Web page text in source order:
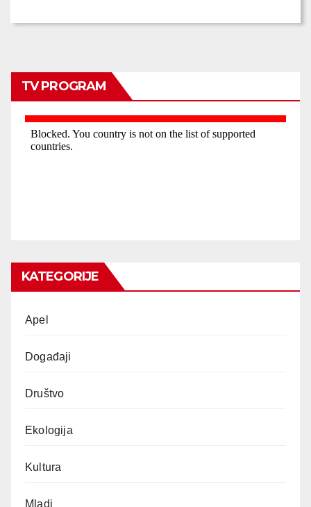
TV PROGRAM
KATEGORIJE
Apel
Događaji
Društvo
Ekologija
Kultura
Mladi